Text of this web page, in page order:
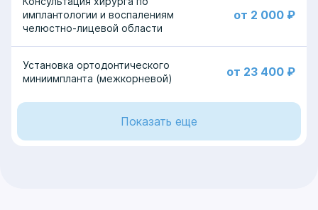
имплантологии и воспалениям
челюстно-лицевой области
от 2 000 ₽
Установка ортодонтического
миниимпланта (межкорневой)
от 23 400 ₽
Показать еще